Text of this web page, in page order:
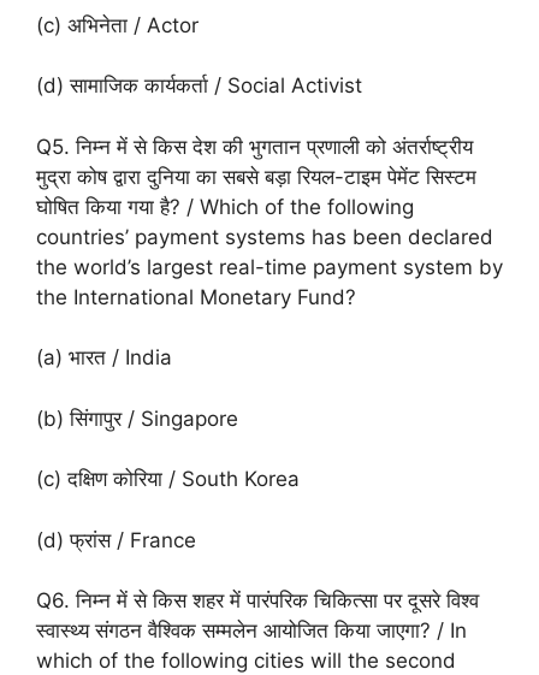
(c) अभिनेता / Actor
(d) सामाजिक कार्यकर्ता / Social Activist
Q5. निम्न में से किस देश की भुगतान प्रणाली को अंतर्राष्ट्रीय
मुद्रा कोष द्वारा दुनिया का सबसे बड़ा रियल-टाइम पेमेंट सिस्टम
घोषित किया गया है? / Which of the following
countries’ payment systems has been declared
the world’s largest real-time payment system by
the International Monetary Fund?
(a) भारत / India
(b) सिंगापुर / Singapore
(c) दक्षिण कोरिया / South Korea
(d) फ्रांस / France
Q6. निम्न में से किस शहर में पारंपरिक चिकित्सा पर दूसरे विश्व
स्वास्थ्य संगठन वैश्विक सम्मलेन आयोजित किया जाएगा? / In
which of the following cities will the second